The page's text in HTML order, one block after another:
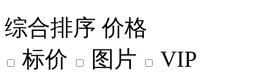
综合排序 价格
标价
图片
VIP